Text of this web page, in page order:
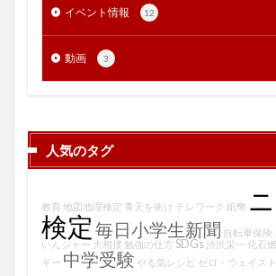
イベント情報 12
動画 3
人気のタグ
教育 地図地理検定 青天を衝け テレワーク 紙幣
検定 毎日小学生新聞 自転車保険
いんジャー 大相撲 勉強の仕方 SDGs 渋沢栄一 化石
ギー 中学受験 やる気レシピ ゼロ・ウェイス